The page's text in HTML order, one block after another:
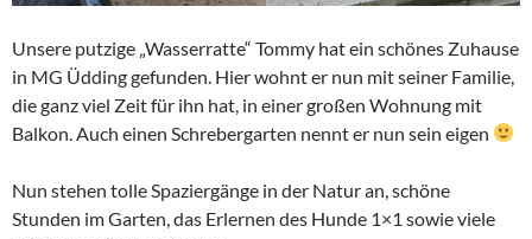
Unsere putzige „Wasserratte“ Tommy hat ein schönes Zuhause
in MG Üdding gefunden. Hier wohnt er nun mit seiner Familie,
die ganz viel Zeit für ihn hat, in einer großen Wohnung mit
Balkon. Auch einen Schrebergarten nennt er nun sein eigen
Nun stehen tolle Spaziergänge in der Natur an, schöne
Stunden im Garten, das Erlernen des Hunde 1×1 sowie viele